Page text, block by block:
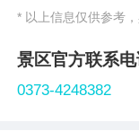
* 以上信息仅供参考
景区官方联系
0373-4248382